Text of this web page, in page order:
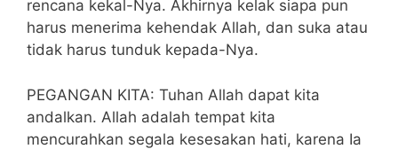
rencana kekal-Nya. Akhirnya kelak siapa pun
harus menerima kehendak Allah, dan suka atau
tidak harus tunduk kepada-Nya.
PEGANGAN KITA: Tuhan Allah dapat kita
andalkan. Allah adalah tempat kita
mencurahkan segala kesesakan hati, karena Ia